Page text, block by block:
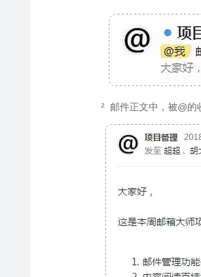
² 邮件正文中，被@的